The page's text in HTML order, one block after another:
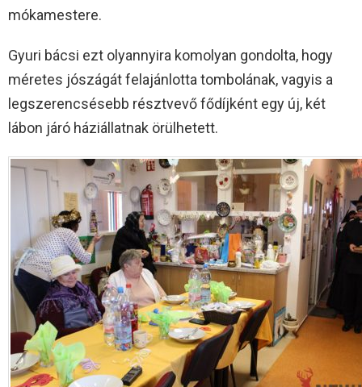
mókamestere.
Gyuri bácsi ezt olyannyira komolyan gondolta, hogy
méretes jószágát felajánlotta tombolának, vagyis a
legszerencsésebb résztvevő fődíjként egy új, két
lábon járó háziállatnak örülhetett.